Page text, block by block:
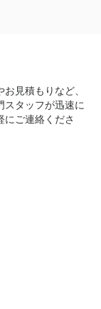
見積もりなど、
スタッフが迅速に
にご連絡くださ